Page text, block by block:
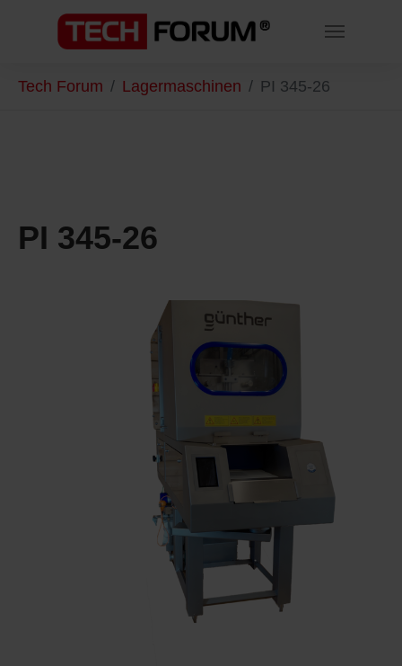
Skip to main content
You are here:
Tech Forum Lagermaschinen PI 345-26
PI 345-26